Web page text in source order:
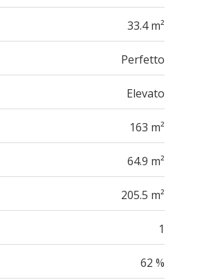
33.4 m²
Perfetto
Elevato
163 m²
64.9 m²
205.5 m²
1
62 %